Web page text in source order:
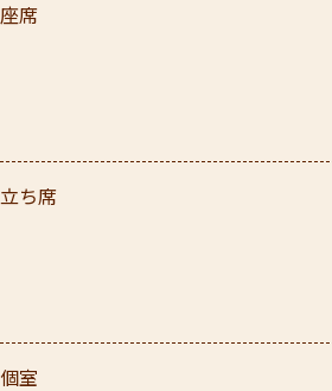
座席
立ち席
個室